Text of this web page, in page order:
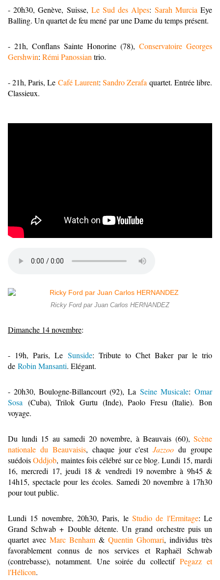
- 20h30, Genève, Suisse, Le Sud des Alpes: Sarah Murcia Eye
Balling. Un quartet de feu mené par une Dame du temps présent.
- 21h, Conflans Sainte Honorine (78), Conservatoire Georges
Gershwin: Rémi Panossian trio.
- 21h, Paris, Le Café Laurent: Sandro Zerafa quartet. Entrée libre.
Classieux.
Ricky Ford par Juan Carlos HERNANDEZ
Dimanche 14 novembre:
- 19h, Paris, Le Sunside: Tribute to Chet Baker par le trio
de Robin Mansanti. Elégant.
- 20h30, Boulogne-Billancourt (92), La Seine Musicale: Omar
Sosa (Cuba), Trilok Gurtu (Inde), Paolo Fresu (Italie). Bon
voyage.
Du lundi 15 au samedi 20 novembre, à Beauvais (60), Scène
nationale du Beauvaisis, chaque jour c'estJazzoo du groupe
suédoisOddjob, maintes fois célébré sur ce blog. Lundi 15, mardi
16, mercredi 17, jeudi 18 & vendredi 19 novembre à 9h45 &
14h15, spectacle pour les écoles. Samedi 20 novembre à 17h30
pour tout public.
Lundi 15 novembre, 20h30, Paris, le Studio de l'Ermitage: Le
Grand Schwab + Double détente. Un grand orchestre puis un
quartet avec Marc Benham & Quentin Ghomari, individus très
favorablement connus de nos services et Raphaël Schwab
(contrebasse), notamment. Une soirée du collectifPegazz et
l'Hélicon.